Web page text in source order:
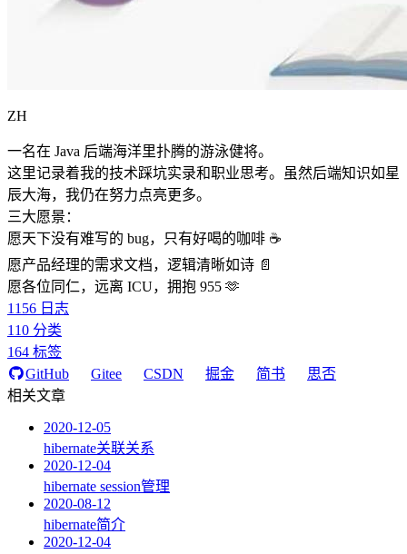
ZH
一名在 Java 后端海洋里扑腾的游泳健将。
这里记录着我的技术踩坑实录和职业思考。虽然后端知识如星
辰大海，我仍在努力点亮更多。
三大愿景：
愿天下没有难写的 bug，只有好喝的咖啡 ☕️
愿产品经理的需求文档，逻辑清晰如诗 📄
愿各位同仁，远离 ICU，拥抱 955 🫶
1156 日志
110 分类
164 标签
GitHub
Gitee CSDN 掘金 简书
思否
相关文章
2020-12-05
hibernate关联关系
2020-12-04
hibernate session管理
2020-08-12
hibernate简介
2020-12-04